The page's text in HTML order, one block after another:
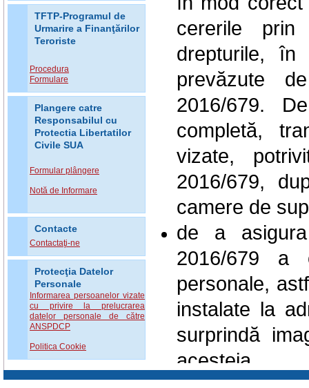
TFTP-Programul de
Urmarire a Finanţărilor
Teroriste
Procedura
Formulare
Plangere catre
Responsabilul cu
Protectia Libertatilor
Civile SUA
Formular plângere
Notă de Informare
Contacte
Contactaţi-ne
Protecţia Datelor
Personale
Informarea persoanelor vizate
cu privire la prelucrarea
datelor personale de către
ANSPDCP
Politica Cookie
cererile
drepturile, în
prevăzute
2016/679.
completă,
vizate,
2016/679,
camere de
de a
2016/679 a
personale,
instalate la
surprindă
acesteia.